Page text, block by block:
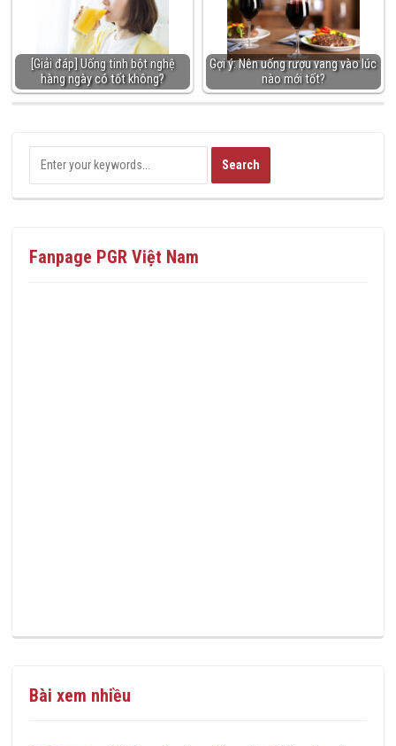
[Giải đáp] Uống tinh bột nghệ
hàng ngày có tốt không?
Gợi ý: Nên uống rượu vang vào lúc
nào mới tốt?
Fanpage PGR Việt Nam
Bài xem nhiều